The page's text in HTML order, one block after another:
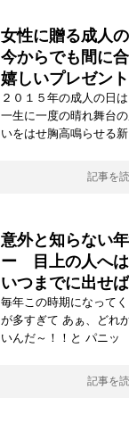
女性に贈る成人
今からでも間に
嬉しいプレゼン
２０１５年の成人の日
一生に一度の晴れ舞台
いをはせ胸高鳴らせる新
記事を
意外と知らない
ー 目上の人へは
いつまでに出せ
毎年この時期になって
が多すぎて あぁ、どれ
いんだ～！！と パニッ
記事を